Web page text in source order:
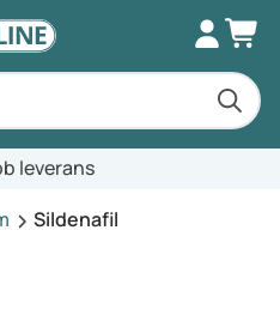
leverans
Sildenafil